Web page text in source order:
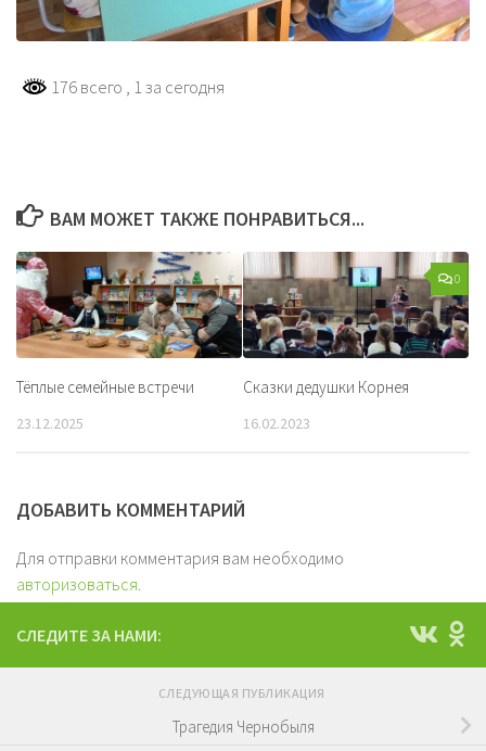
176 всего , 1 за сегодня
ВАМ МОЖЕТ ТАКЖЕ ПОНРАВИТЬСЯ...
Тёплые семейные встречи
23.12.2025
0
Сказки дедушки Корнея
16.02.2023
ДОБАВИТЬ КОММЕНТАРИЙ
Для отправки комментария вам необходимо
авторизоваться
СЛЕДИТЕ ЗА НАМИ:
СЛЕДУЮЩАЯ ПУБЛИКАЦИЯ
Трагедия Чернобыля